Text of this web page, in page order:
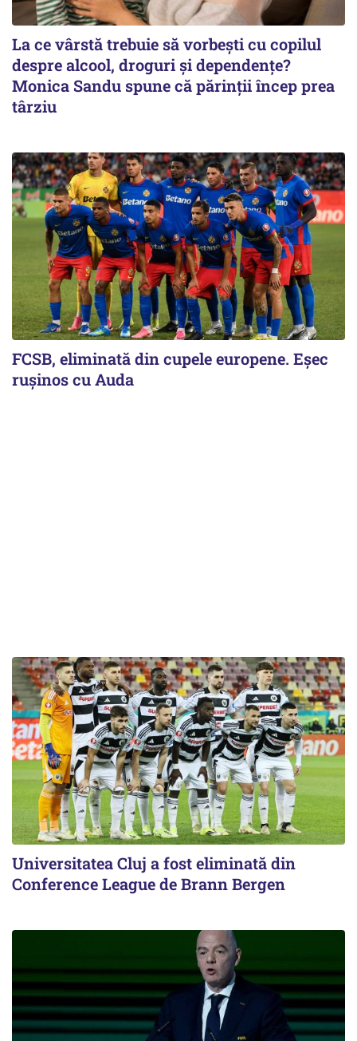
La ce vârstă trebuie să vorbești cu copilul
despre alcool, droguri și dependențe?
Monica Sandu spune că părinții încep prea
târziu
FCSB, eliminată din cupele europene. Eşec
ruşinos cu Auda
Universitatea Cluj a fost eliminată din
Conference League de Brann Bergen